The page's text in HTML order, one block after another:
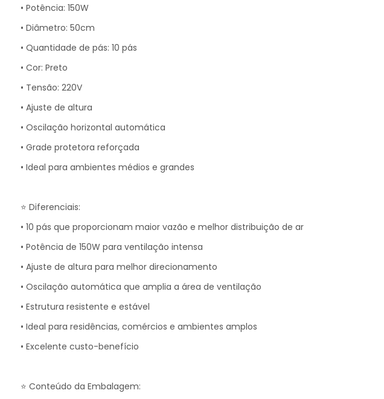
• Potência: 150W
• Diâmetro: 50cm
• Quantidade de pás: 10 pás
• Cor: Preto
• Tensão: 220V
• Ajuste de altura
• Oscilação horizontal automática
• Grade protetora reforçada
• Ideal para ambientes médios e grandes
⭐ Diferenciais:
• 10 pás que proporcionam maior vazão e melhor distribuição de ar
• Potência de 150W para ventilação intensa
• Ajuste de altura para melhor direcionamento
• Oscilação automática que amplia a área de ventilação
• Estrutura resistente e estável
• Ideal para residências, comércios e ambientes amplos
• Excelente custo-benefício
⭐ Conteúdo da Embalagem: